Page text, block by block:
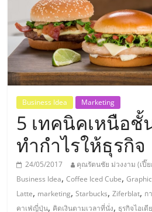
รวม
ธุรกิจ
เอ
ส
เอ็
Business Idea Marketing
5 เทคนิคเหนือชั้
ทำกำไรให้ธุรกิจ
24/05/2017 คุณรัตนชัย ม่วงงาม (เปี๊ย
Business Idea,Coffee Iced Cube,Graphic
Latte, marketing,Starbucks,Ziferblat, ก
คาเฟ่ญี่ปุ่น, คิดเงินตามเวลาที่นั่ง, ธุรกิจไอเดีย